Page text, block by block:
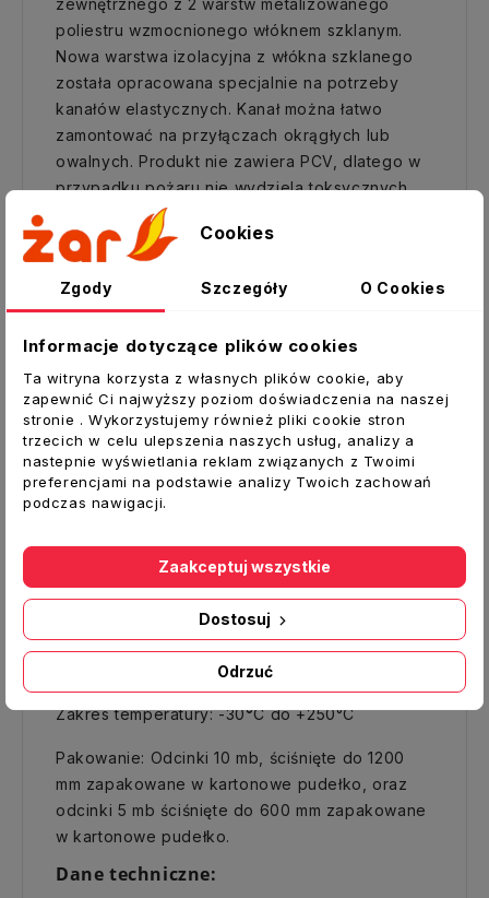
zewnętrznego z 2 warstw metalizowanego
poliestru wzmocnionego włóknem szklanym.
Nowa warstwa izolacyjna z włókna szklanego
została opracowana specjalnie na potrzeby
kanałów elastycznych. Kanał można łatwo
zamontować na przyłączach okrągłych lub
owalnych. Produkt nie zawiera PCV, dlatego w
przypadku pożaru nie wydziela toksycznych
Mikroperforacja wewnętrznej warstwy
przepływającego powietrza.
ZASTOSOWANIE:
Kanały elastyczne SONOTHERM są stosowane
w systemach DGP (dogrzewania gorącym
powietrzem z kominka), wentylacyjnych i
klimatyzacyjnych, w których jest wymagana
duża wytrzymałość mechaniczna, termiczna,
ognioodporność, a także skuteczna izolacja
PARAMETRY:
Prędkość powietrza (maks.): 30 m / s
Ciśnienie robocze (maks.): + 5000 Pa
Promień gięcia: 0,54 x D + 25mm
Ognioodporność: klasa M1 / M0
Zakres temperatury: -30°C do +250°C
Pakowanie: Odcinki 10 mb, ściśnięte do 1200
mm zapakowane w kartonowe pudełko, oraz
odcinki 5 mb ściśnięte do 600 mm zapakowane
w kartonowe pudełko.
Dane techniczne:
Cookies
Zgody Szczegóły O Cookies
Informacje dotyczące plików cookies
Ta witryna korzysta z własnych plików cookie, aby
zapewnić Ci najwyższy poziom doświadczenia na naszej
stronie . Wykorzystujemy również pliki cookie stron
trzecich w celu ulepszenia naszych usług, analizy a
nastepnie wyświetlania reklam związanych z Twoimi
preferencjami na podstawie analizy Twoich zachowań
podczas nawigacji.
Odrzuć
Dostosuj
Zaakceptuj wszystkie